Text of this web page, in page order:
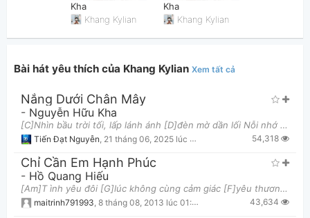
Kha
Khang Kylian
Kha
Khang Kylian
Bài hát yêu thích của Khang Kylian Xem tất cả
Nắng Dưới Chân Mây
- Nguyễn Hữu Kha
[C]Nhìn bầu trời tối, lấp lánh ánh [D]đèn mờ dần lối Nỗi nhớ đã [Bm]từng là mộng ước bên nhau với [
Tiến Đạt Nguyễn 21 tháng 06, 2025 lúc 03:27pm 54,318
Chỉ Cần Em Hạnh Phúc
- Hồ Quang Hiếu
[Am]T ình yêu đôi [G]lúc không cùng cảm giác [F]yêu thương từ [G]hai [Am]người. Dù cho hạnh phúc [
maitrinh791993, 8 tháng 08, 2013 lúc 01:30pm 43,634